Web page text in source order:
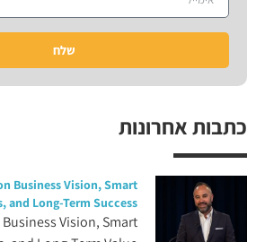
כתבות אחרונות
Business Vision, Smart
and Long-Term Success
Vision, Smart
שלח